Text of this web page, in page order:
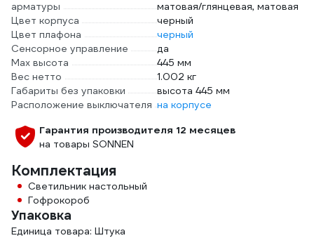
арматуры
матовая/глянцевая, матовая
Цвет корпуса
черный
Цвет плафона
черный
Сенсорное управление
да
Max высота
445 мм
Вес нетто
1.002 кг
Габариты без упаковки
высота 445 мм
Расположение выключателя на корпусе
Гарантия производителя 12 месяцев
на товары SONNEN
Комплектация
Светильник настольный
Гофрокороб
Упаковка
Единица товара: Штука